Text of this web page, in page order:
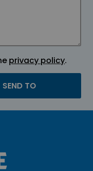
privacy policy.